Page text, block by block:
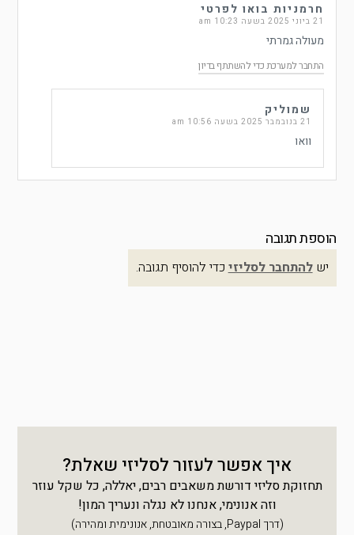
חרמניות בואו לפרטי
21 ביוני 2025 בשעה 10:23 am
מעולה גמרתי
התחבר למערכת כדי להשתתף בדיון
שמוליק
21 בנובמבר 2025 בשעה 10:56 am
וואו
הוספת תגובה
ישלהתחבר לסליזיכדי להוסיף תגובה.
איך אפשר לעזור לסליזי שאלת?
תחזוקת סליזי דורשת משאבים רבים, יאללה, כל שקל עוזר
וזה אנונימי, אנחנו לא נגלה ונעריך המון!
(דרך Paypal, בצורה מאובטחת, אנונימית ומהירה)